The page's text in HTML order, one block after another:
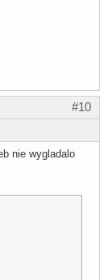
#10
nie wygladalo